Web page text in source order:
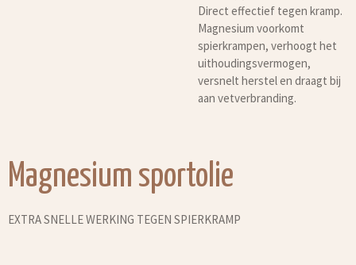
Direct effectief tegen kramp.
Magnesium voorkomt
spierkrampen, verhoogt het
uithoudingsvermogen,
versnelt herstel en draagt bij
aan vetverbranding.
Magnesium sportolie
EXTRA SNELLE WERKING TEGEN SPIERKRAMP